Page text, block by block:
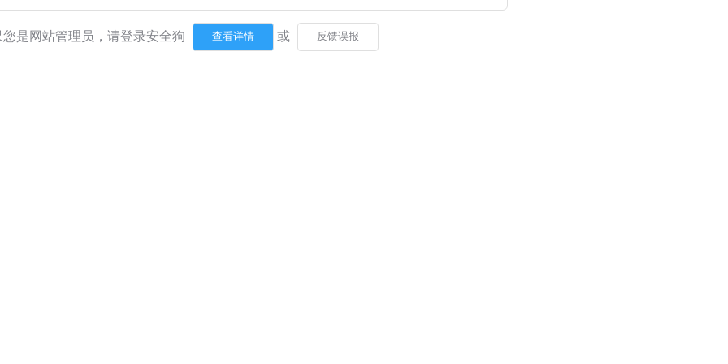
您是网站管理员，请登录安全狗 或